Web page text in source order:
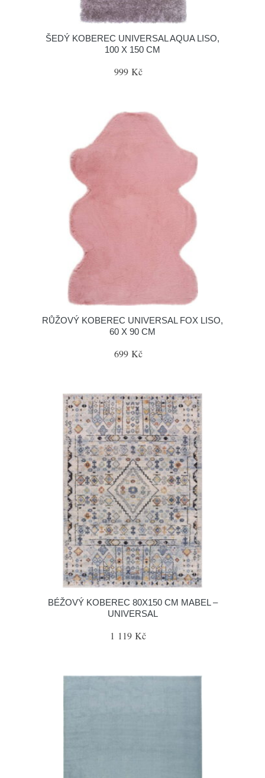
ŠEDÝ KOBEREC UNIVERSAL AQUA LISO,
100 X 150 CM
999 Kč
RŮŽOVÝ KOBEREC UNIVERSAL FOX LISO,
60 X 90 CM
699 Kč
BÉŽOVÝ KOBEREC 80X150 CM MABEL –
UNIVERSAL
1 119 Kč